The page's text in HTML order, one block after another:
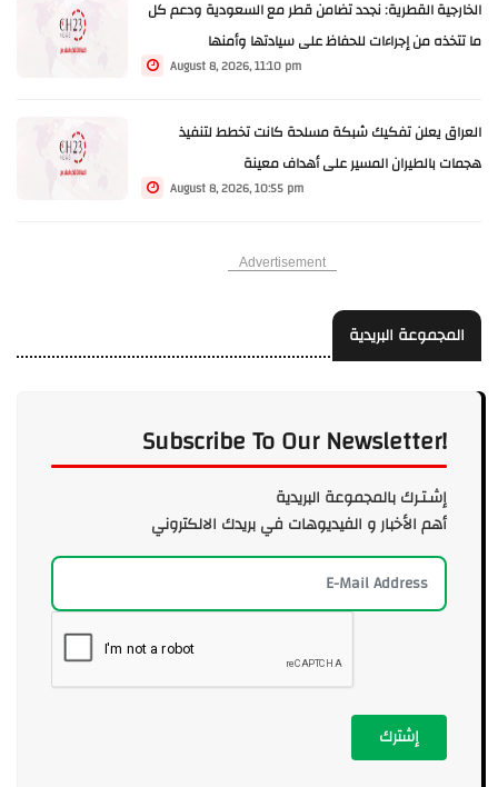
الخارجية القطرية: نجدد تضامن قطر مع السعودية ودعم كل
ما تتخذه من إجراءات للحفاظ على سيادتها وأمنها
August 8, 2026, 11:10 pm
العراق يعلن تفكيك شبكة مسلحة كانت تخطط لتنفيذ
هجمات بالطيران المسير على أهداف معينة
August 8, 2026, 10:55 pm
Advertisement
المجموعة البريدية
Subscribe To Our Newsletter!
إشـتـرك بالمجموعة البريدية
أهم الأخبار و الفيديوهات في بريدك الالكتروني
إشترك